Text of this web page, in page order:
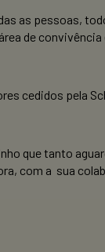
as pessoas,
de
cedidos pela
que tanto
com a sua